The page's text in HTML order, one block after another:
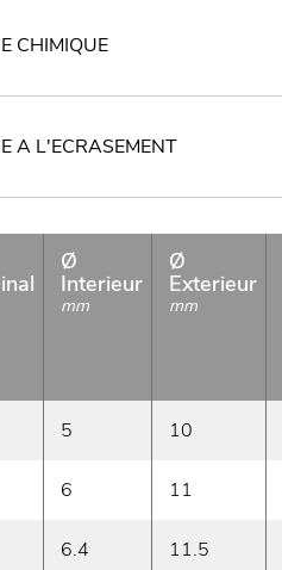
CHIMIQUE
A L'ECRASEMENT
Ø
Interieur
mm
Ø
Exterieur
mm
5 10
6 11
6.4 11.5